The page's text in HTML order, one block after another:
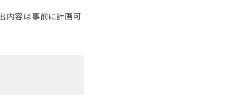
出内容は事前に計画可